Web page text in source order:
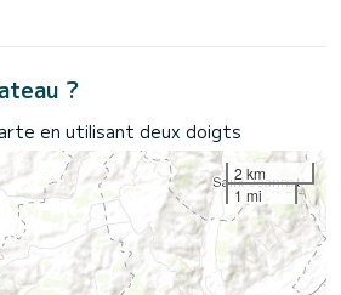
?
en utilisant deux doigts
2 km
1 mi